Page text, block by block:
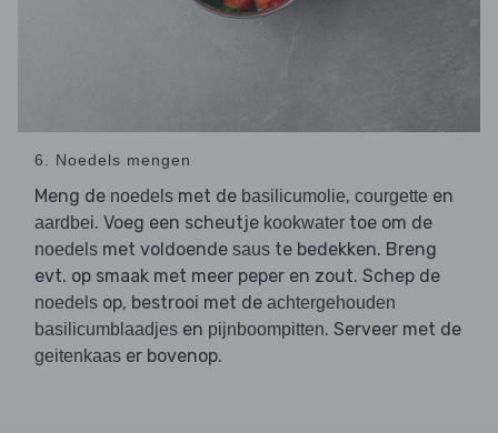
6. Noedels mengen
Meng de noedels met de basilicumolie, courgette en
aardbei. Voeg een scheutje kookwater toe om de
noedels met voldoende saus te bedekken. Breng
evt. op smaak met meer peper en zout. Schep de
noedels op, bestrooi met de achtergehouden
basilicumblaadjes en pijnboompitten. Serveer met de
geitenkaas er bovenop.